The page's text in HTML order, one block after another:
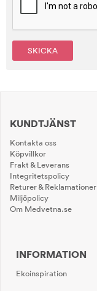
SKICKA
KUNDTJÄNST
Kontakta oss
Köpvillkor
Frakt & Leverans
Integritetspolicy
Returer & Reklamationer
Miljöpolicy
Om Medvetna.se
INFORMATION
Ekoinspiration